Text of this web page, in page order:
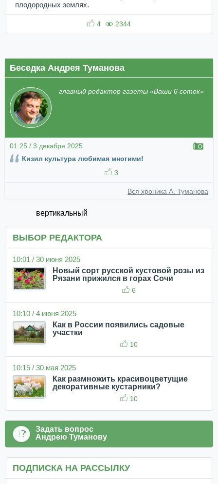
плодородных землях.
4 2344
Беседка Андрея Туманова
главный редактор газеты «Ваши 6 соток»
01:25 / 3 декабря 2025
Кизил культура любимая многими!
3
Вся хроника А. Туманова
вертикальный
ВЫБОР РЕДАКТОРА
10:01 / 30 июня 2025
Новый сорт русской кустовой розы из
Рязани прижился в горах Сочи
6
10:10 / 4 июня 2025
Как в России появились садовые
участки
10
10:15 / 30 мая 2025
Как размножить красивоцветущие
декоративные кустарники?
10
Задать вопрос
Андрею Туманову
ПОДПИСКА НА РАССЫЛКУ